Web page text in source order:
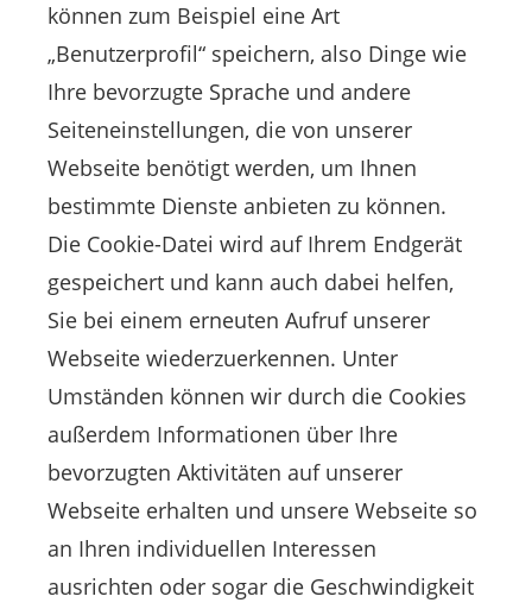
können zum Beispiel eine Art
„Benutzerprofil“ speichern, also Dinge wie
Ihre bevorzugte Sprache und andere
Seiteneinstellungen, die von unserer
Webseite benötigt werden, um Ihnen
bestimmte Dienste anbieten zu können.
Die Cookie-Datei wird auf Ihrem Endgerät
gespeichert und kann auch dabei helfen,
Sie bei einem erneuten Aufruf unserer
Webseite wiederzuerkennen. Unter
Umständen können wir durch die Cookies
außerdem Informationen über Ihre
bevorzugten Aktivitäten auf unserer
Webseite erhalten und unsere Webseite so
an Ihren individuellen Interessen
ausrichten oder sogar die Geschwindigkeit